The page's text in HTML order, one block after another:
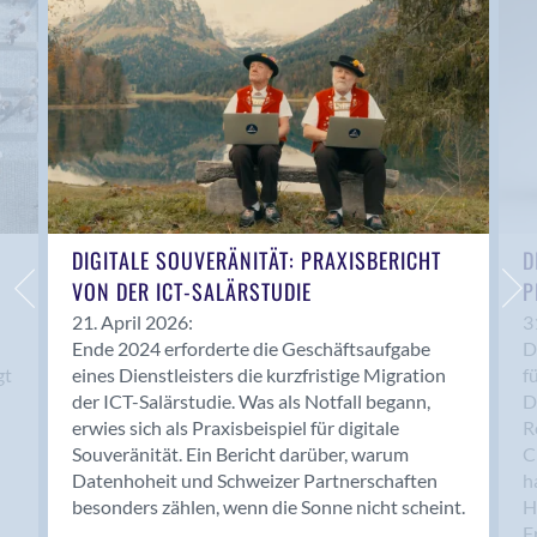
Anwil
Appenzell
Au SG
Baar
Baden
Balsthal
Balzers
Basel
Bassersdorf
Belp
Bendern
Benken (SG)
Bergdietikon
Berlin
Bern
Bern - Liebefeld
DIGITALE SOUVERÄNITÄT: PRAXISBERICHT
VON DER ICT-SALÄRSTUDIE
21. April 2026:
Ende 2024 erforderte die Geschäftsaufgabe
eines Dienstleisters die kurzfristige Migration
der ICT-Salärstudie. Was als Notfall begann,
erwies sich als Praxisbeispiel für digitale
Souveränität. Ein Bericht darüber, warum
Datenhoheit und Schweizer Partnerschaften
besonders zählen, wenn die Sonne nicht scheint.